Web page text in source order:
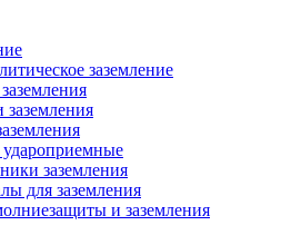
заземление
заземления
для заземления
и заземления